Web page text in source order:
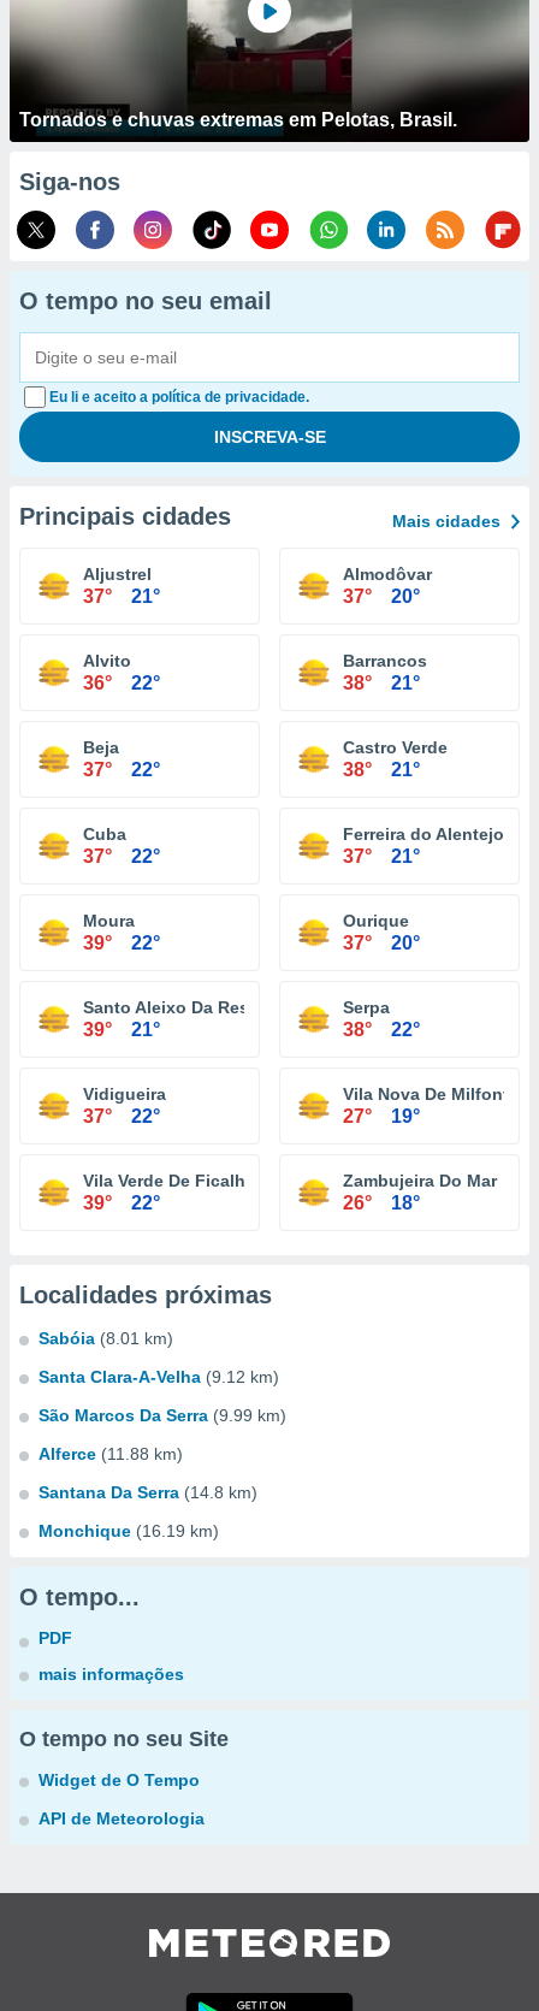
Tornados e chuvas extremas em Pelotas, Brasil.
Siga-nos
O tempo no seu email
Eu li e aceito a política de privacidade.
Principais cidades Mais cidades
Aljustrel
37° 21°
Almodôvar
37° 20°
Alvito
36° 22°
Barrancos
38° 21°
Beja
37° 22°
Castro Verde
38° 21°
Cuba
37° 22°
Ferreira do Alentejo
37° 21°
Moura
39° 22°
Ourique
37° 20°
Santo Aleixo Da Restauração
39° 21°
Serpa
38° 22°
Vidigueira
37° 22°
Vila Nova De Milfontes
27° 19°
Vila Verde De Ficalho
39° 22°
Zambujeira Do Mar
26° 18°
Localidades próximas
Sabóia (8.01 km)
Santa Clara-A-Velha (9.12 km)
São Marcos Da Serra (9.99 km)
Alferce (11.88 km)
Santana Da Serra (14.8 km)
Monchique (16.19 km)
O tempo...
PDF
mais informações
O tempo no seu Site
Widget de O Tempo
API de Meteorologia